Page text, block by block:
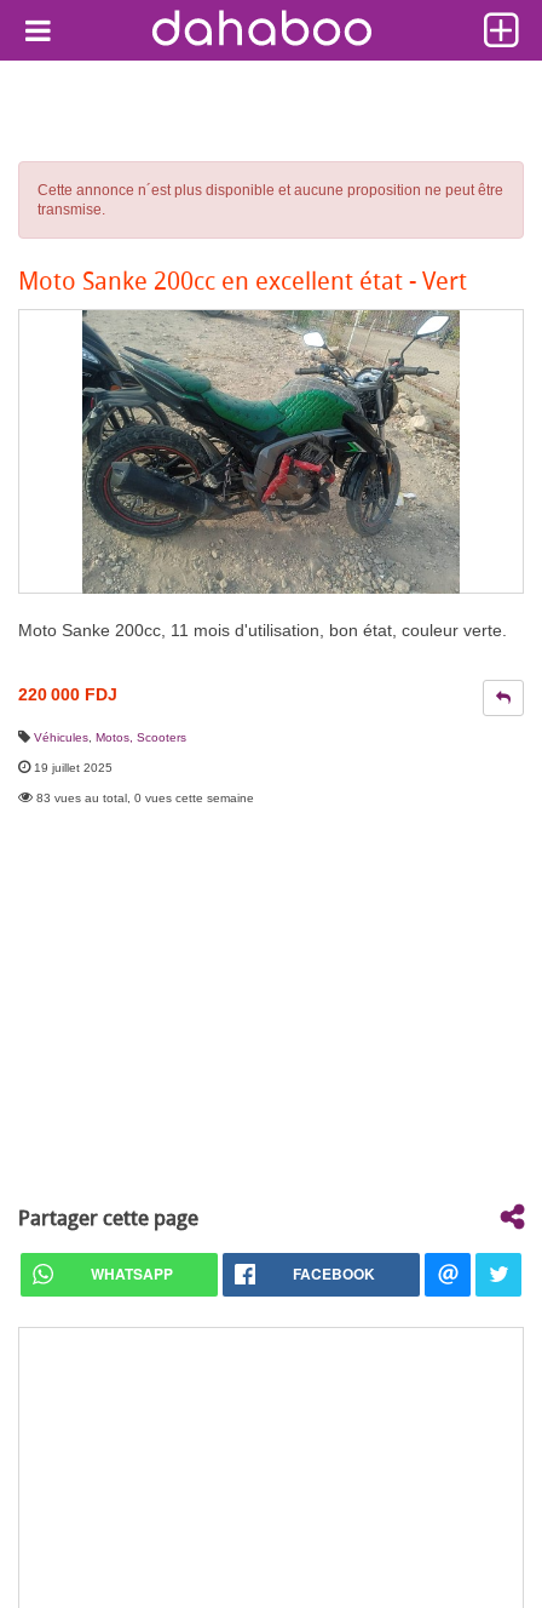
Cette annonce n´est plus disponible et aucune proposition ne peut être
transmise.
Moto Sanke 200cc en excellent état - Vert
Moto Sanke 200cc, 11 mois d'utilisation, bon état, couleur verte.
220 000 FDJ
Véhicules Motos, Scooters
19 juillet 2025
83 vues au total, 0 vues cette semaine
Partager cette page
WHATSAPP FACEBOOK